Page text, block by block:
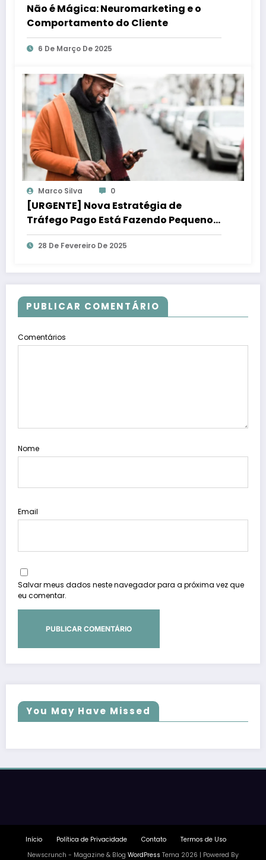
Não é Mágica: Neuromarketing e o
Comportamento do Cliente
6 De Março De 2025
Marco Silva 0
[URGENTE] Nova Estratégia de
Tráfego Pago Está Fazendo Pequenos
Negócios Lucrar Mais!
28 De Fevereiro De 2025
PUBLICAR COMENTÁRIO
Comentários
Nome
Email
Salvar meus dados neste navegador para a próxima vez que
eu comentar.
You May Have Missed
Início Política de Privacidade Contato
Termos de Uso
Newscrunch - Magazine & Blog WordPress Tema 2026 | Powered By